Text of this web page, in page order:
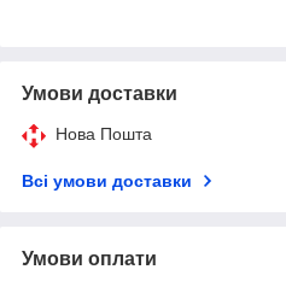
Умови доставки
Нова Пошта
Всі умови доставки
Умови оплати